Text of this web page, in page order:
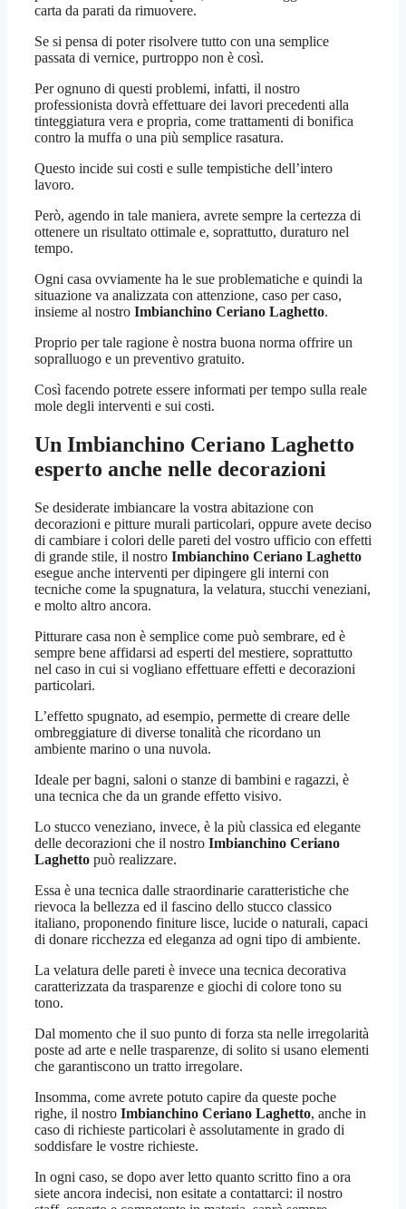
carta da parati da rimuovere.
Se si pensa di poter risolvere tutto con una semplice
passata di vernice, purtroppo non è così.
Per ognuno di questi problemi, infatti, il nostro
professionista dovrà effettuare dei lavori precedenti alla
tinteggiatura vera e propria, come trattamenti di bonifica
contro la muffa o una più semplice rasatura.
Questo incide sui costi e sulle tempistiche dell’intero
lavoro.
Però, agendo in tale maniera, avrete sempre la certezza di
ottenere un risultato ottimale e, soprattutto, duraturo nel
tempo.
Ogni casa ovviamente ha le sue problematiche e quindi la
situazione va analizzata con attenzione, caso per caso,
insieme al nostro Imbianchino Ceriano Laghetto.
Proprio per tale ragione è nostra buona norma offrire un
sopralluogo e un preventivo gratuito.
Così facendo potrete essere informati per tempo sulla reale
mole degli interventi e sui costi.
Un Imbianchino Ceriano Laghetto
esperto anche nelle decorazioni
Se desiderate imbiancare la vostra abitazione con
decorazioni e pitture murali particolari, oppure avete deciso
di cambiare i colori delle pareti del vostro ufficio con effetti
di grande stile, il nostro Imbianchino Ceriano Laghetto
esegue anche interventi per dipingere gli interni con
tecniche come la spugnatura, la velatura, stucchi veneziani,
e molto altro ancora.
Pitturare casa non è semplice come può sembrare, ed è
sempre bene affidarsi ad esperti del mestiere, soprattutto
nel caso in cui si vogliano effettuare effetti e decorazioni
particolari.
L’effetto spugnato, ad esempio, permette di creare delle
ombreggiature di diverse tonalità che ricordano un
ambiente marino o una nuvola.
Ideale per bagni, saloni o stanze di bambini e ragazzi, è
una tecnica che da un grande effetto visivo.
Lo stucco veneziano, invece, è la più classica ed elegante
delle decorazioni che il nostro Imbianchino Ceriano
Laghetto può realizzare.
Essa è una tecnica dalle straordinarie caratteristiche che
rievoca la bellezza ed il fascino dello stucco classico
italiano, proponendo finiture lisce, lucide o naturali, capaci
di donare ricchezza ed eleganza ad ogni tipo di ambiente.
La velatura delle pareti è invece una tecnica decorativa
caratterizzata da trasparenze e giochi di colore tono su
tono.
Dal momento che il suo punto di forza sta nelle irregolarità
poste ad arte e nelle trasparenze, di solito si usano elementi
che garantiscono un tratto irregolare.
Insomma, come avrete potuto capire da queste poche
righe, il nostro Imbianchino Ceriano Laghetto, anche in
caso di richieste particolari è assolutamente in grado di
soddisfare le vostre richieste.
In ogni caso, se dopo aver letto quanto scritto fino a ora
siete ancora indecisi, non esitate a contattarci: il nostro